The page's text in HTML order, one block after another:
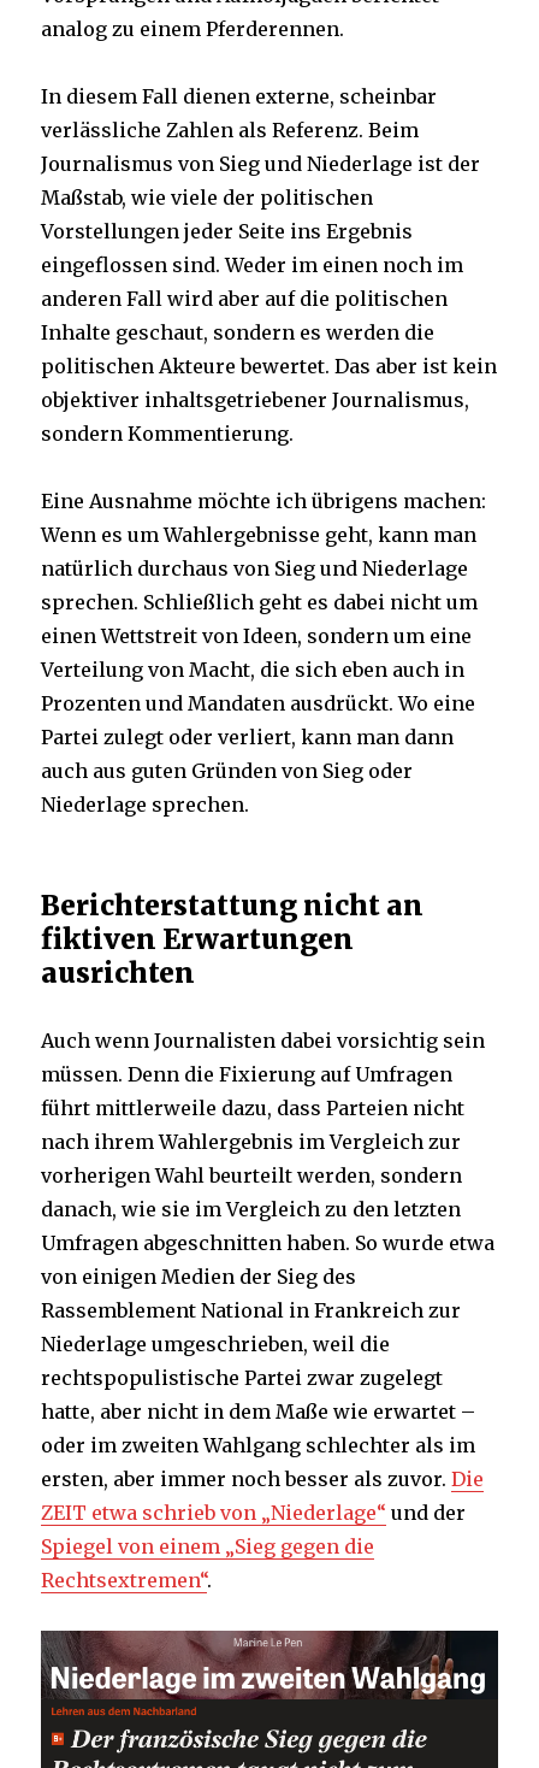
analog zu einem Pferderennen.
In diesem Fall dienen externe, scheinbar
verlässliche Zahlen als Referenz. Beim
Journalismus von Sieg und Niederlage ist der
Maßstab, wie viele der politischen
Vorstellungen jeder Seite ins Ergebnis
eingeflossen sind. Weder im einen noch im
anderen Fall wird aber auf die politischen
Inhalte geschaut, sondern es werden die
politischen Akteure bewertet. Das aber ist kein
objektiver inhaltsgetriebener Journalismus,
sondern Kommentierung.
Eine Ausnahme möchte ich übrigens machen:
Wenn es um Wahlergebnisse geht, kann man
natürlich durchaus von Sieg und Niederlage
sprechen. Schließlich geht es dabei nicht um
einen Wettstreit von Ideen, sondern um eine
Verteilung von Macht, die sich eben auch in
Prozenten und Mandaten ausdrückt. Wo eine
Partei zulegt oder verliert, kann man dann
auch aus guten Gründen von Sieg oder
Niederlage sprechen.
Berichterstattung nicht an
fiktiven Erwartungen
ausrichten
Auch wenn Journalisten dabei vorsichtig sein
müssen. Denn die Fixierung auf Umfragen
führt mittlerweile dazu, dass Parteien nicht
nach ihrem Wahlergebnis im Vergleich zur
vorherigen Wahl beurteilt werden, sondern
danach, wie sie im Vergleich zu den letzten
Umfragen abgeschnitten haben. So wurde etwa
von einigen Medien der Sieg des
Rassemblement National in Frankreich zur
Niederlage umgeschrieben, weil die
rechtspopulistische Partei zwar zugelegt
hatte, aber nicht in dem Maße wie erwartet –
oder im zweiten Wahlgang schlechter als im
ersten, aber immer noch besser als zuvor.Die
ZEIT etwa schrieb von „Niederlage“ und der
Spiegel von einem „Sieg gegen die
Rechtsextremen“.